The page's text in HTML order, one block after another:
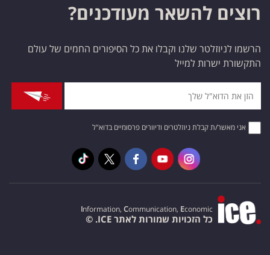
רוצים להשאר מעודכנים?
הרשמו לניוזלטר שלנו וקבלו את כל הסיפורים החמים של עולם
התקשורת ישרות למייל
אני מאשר/ת קבלת ניוזלטרים ודיוורים פרסומיים בדוא"ל
Information, Communication, Economic
כל הזכויות שמורות לאתר ICE. ©